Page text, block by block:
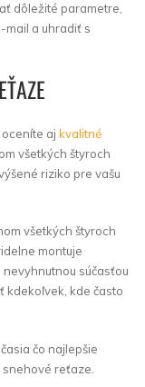
dôležité parametre,
mail a uhradiť s
aj kvalitné
všetkých štyroch
riziko pre vašu
všetkých štyroch
montuje
súčasťou
kdekoľvek, kde často
čo najlepšie
reťaze.